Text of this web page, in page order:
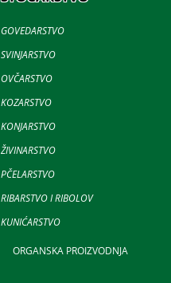
GOVEDARSTVO
SVINJARSTVO
OVČARSTVO
KOZARSTVO
KONJARSTVO
ŽIVINARSTVO
PČELARSTVO
RIBARSTVO I RIBOLOV
KUNIĆARSTVO
ORGANSKA PROIZVODNJA